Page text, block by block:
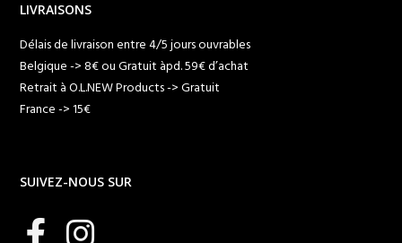
LIVRAISONS
Délais de livraison entre 4/5 jours ouvrables
Belgique -> 8€ ou Gratuit àpd. 59€ d’achat
Retrait à O.L.NEW Products -> Gratuit
France -> 15€
SUIVEZ-NOUS SUR